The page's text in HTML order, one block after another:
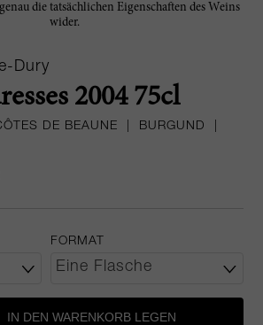
die tatsächlichen Eigenschaften des Weins
wider.
Dury
2004 75cl
DE BEAUNE BURGUND
FORMAT
IN DEN WARENKORB LEGEN